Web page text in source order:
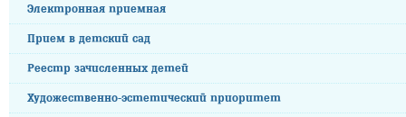
Электронная приемная
Прием в детский сад
Реестр зачисленных детей
Художественно-эстетический приоритет